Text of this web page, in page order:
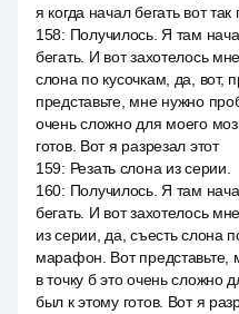
я когда начал бегать вот так
158: Получилось. Я там
бегать. И вот захотелось
слона по кусочкам, да, вот,
представьте, мне нужно
очень сложно для моего
готов. Вот я разрезал этот
159: Резать слона из серии.
160: Получилось. Я там
бегать. И вот захотелось
из серии, да, съесть слона
марафон. Вот представьте,
в точку б это очень сложно
был к этому готов. Вот я